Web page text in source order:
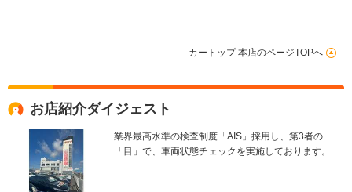
カートップ 本店のページTOPへ
お店紹介ダイジェスト
業界最高水準の検査制度「AIS」採用し、第3者の
「目」で、車両状態チェックを実施しております。